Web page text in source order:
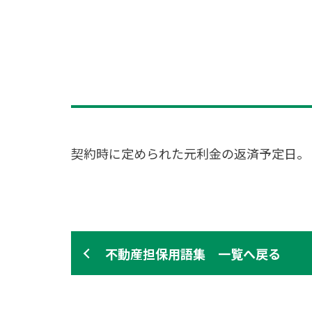
契約時に定められた元利金の返済予定日。
不動産担保用語集 一覧へ戻る